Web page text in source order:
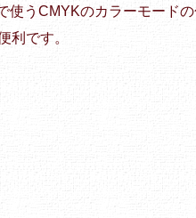
使うCMYKのカラーモード
利です。